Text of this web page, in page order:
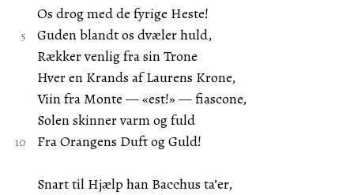
Os drog med de fyrige Heste!
Guden blandt os dvæler huld,
Rækker venlig fra sin Trone
Hver en Krands af Laurens Krone,
Viin fra Monte — «est!» — fiascone,
Solen skinner varm og fuld
Fra Orangens Duft og Guld!
Snart til Hjælp han Bacchus ta’er,